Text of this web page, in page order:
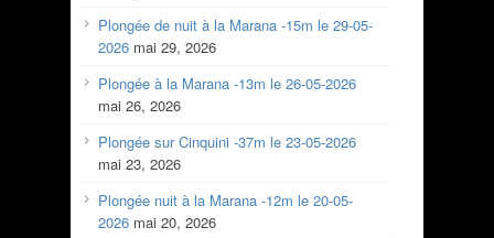
Plongée de nuit à la Marana -15m le 29-05-
2026 mai 29, 2026
Plongée à la Marana -13m le 26-05-2026
mai 26, 2026
Plongée sur Cinquini -37m le 23-05-2026
mai 23, 2026
Plongée nuit à la Marana -12m le 20-05-
2026 mai 20, 2026